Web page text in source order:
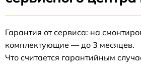
Гарантия от сервиса: на
комплектующие — до 3 месяцев.
Что считается гарантийным